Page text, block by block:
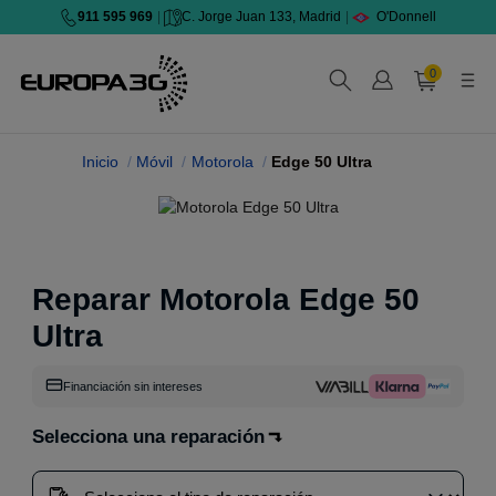
911 595 969 C. Jorge Juan 133, Madrid O'Donnell
0
Inicio Móvil Motorola Edge 50 Ultra
Reparar Motorola Edge 50
Ultra
Financiación sin intereses
Selecciona una reparación